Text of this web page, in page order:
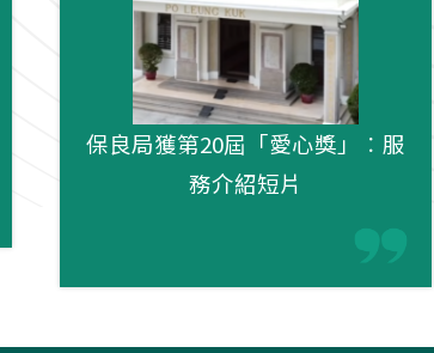
保良局獲第20屆「愛心獎」︰服
務介紹短片